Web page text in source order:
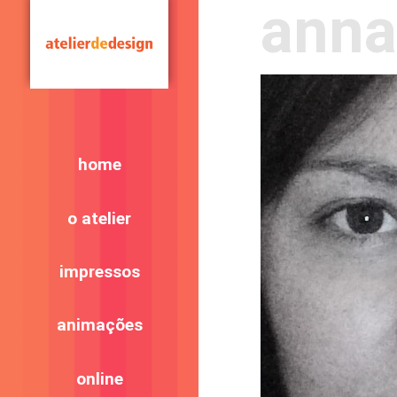
home
o atelier
impressos
animações
online